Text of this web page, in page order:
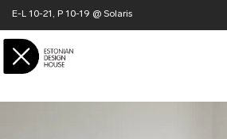
E-L 10-21, P 10-19 @ Solaris